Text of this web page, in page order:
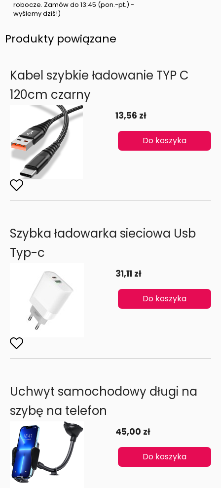
robocze. Zamów do 13:45 (pon.-pt.) -
wyślemy dziś!)
Produkty powiązane
Kabel szybkie ładowanie TYP C
120cm czarny
13,56 zł
Do koszyka
Szybka ładowarka sieciowa Usb
Typ-c
31,11 zł
Do koszyka
Uchwyt samochodowy długi na
szybę na telefon
45,00 zł
Do koszyka